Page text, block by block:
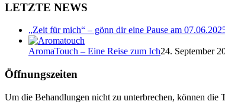
LETZTE NEWS
„Zeit für mich“ – gönn dir eine Pause am
AromaTouch – Eine Reise zum Ich24. September
Öffnungszeiten
Um die Behandlungen nicht zu unterbrechen, können die